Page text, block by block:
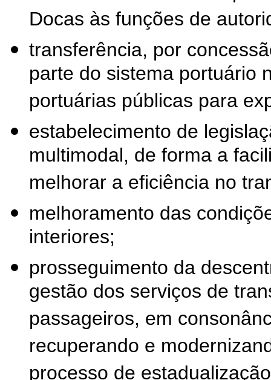
Docas às funções de
transferência, por
parte do sistema portuário
portuárias públicas para
estabelecimento de
multimodal, de forma a
melhorar a eficiência no
melhoramento das
interiores;
prosseguimento da
gestão dos serviços de
passageiros, em
recuperando e
processo de